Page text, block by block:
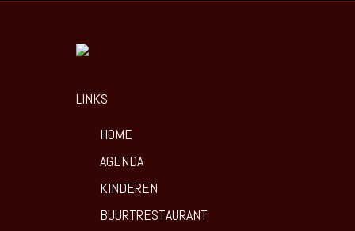
LINKS
HOME
AGENDA
KINDEREN
BUURTRESTAURANT